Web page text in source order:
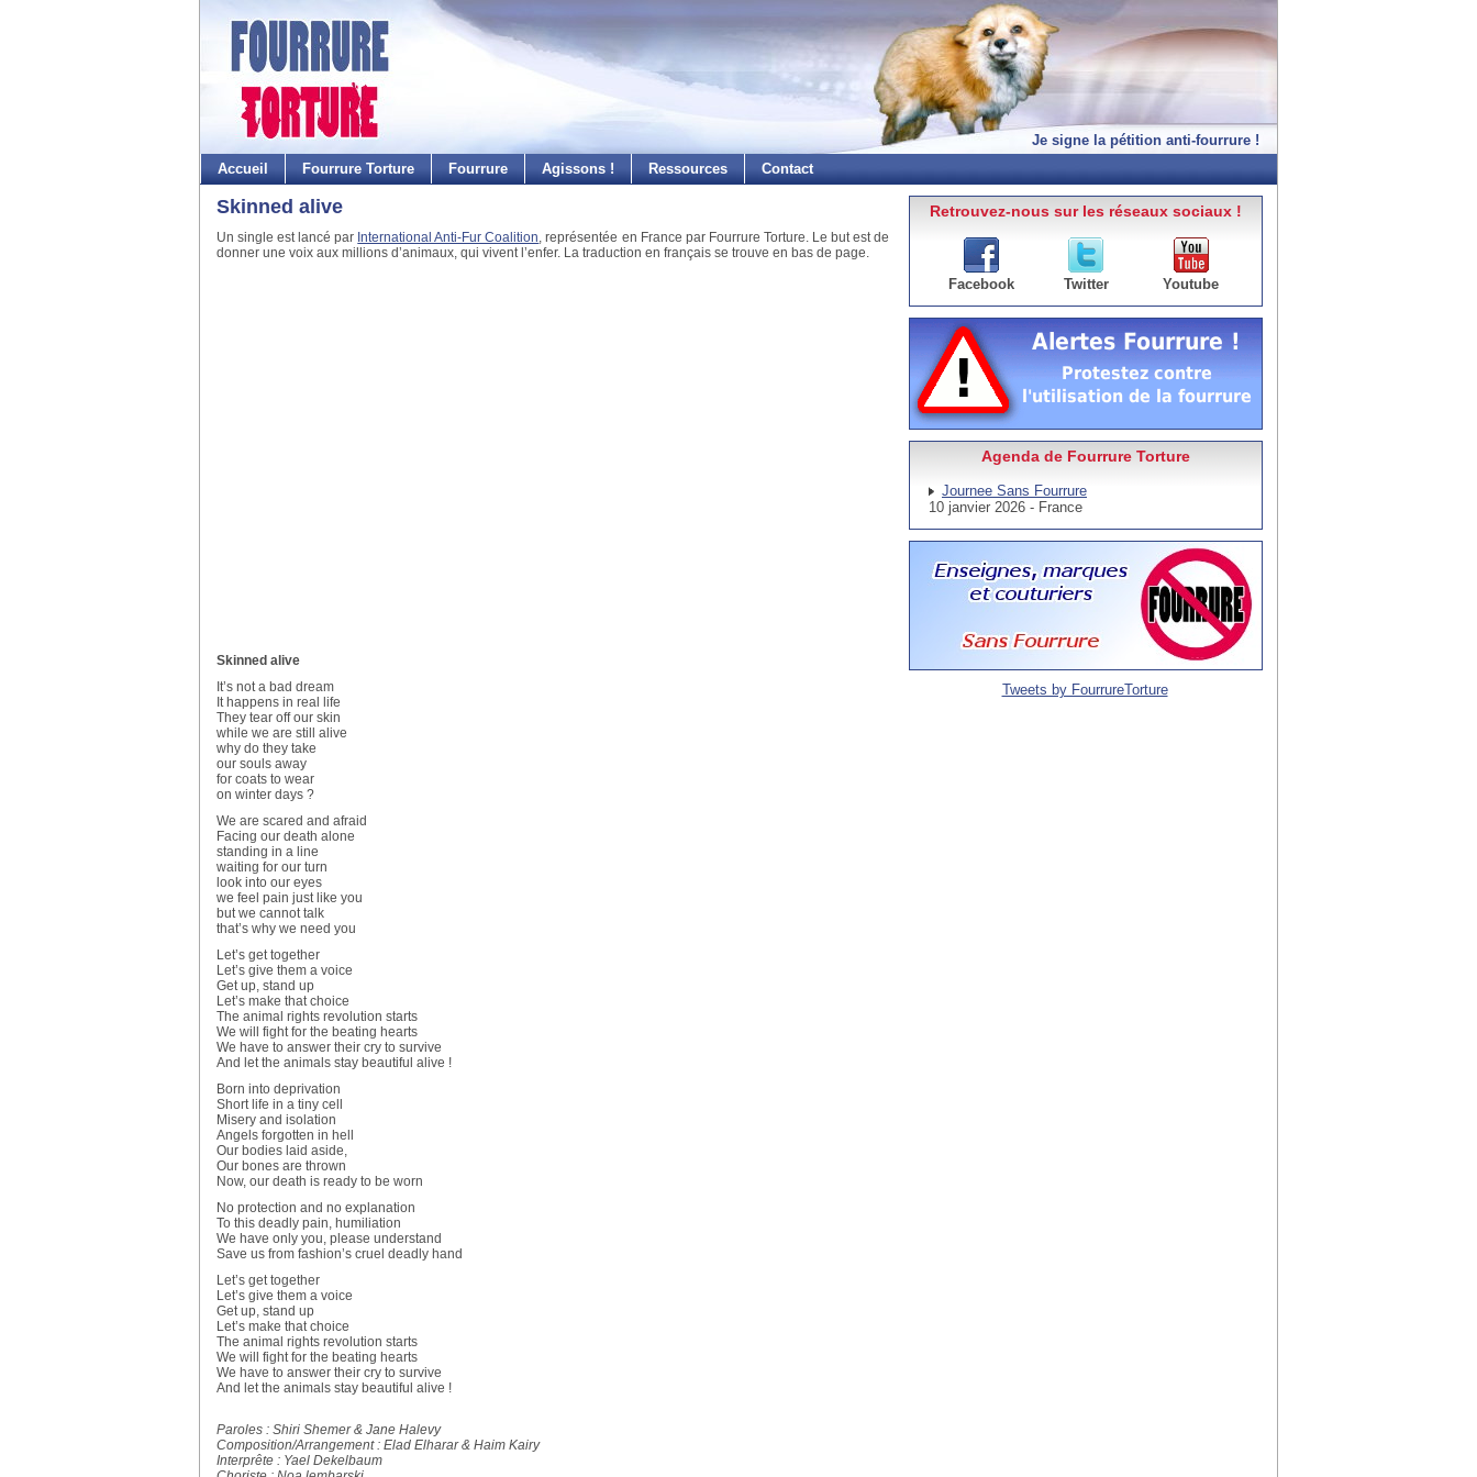
Je signe la pétition anti-fourrure !
Accueil
Fourrure Torture Fourrure Agissons ! Ressources Contact
Skinned alive
Un single est lancé par International Anti-Fur Coalition, représentée en France par Fourrure Torture. Le but est de
donner une voix aux millions d’animaux, qui vivent l’enfer. La traduction en français se trouve en bas de page.
Skinned alive
It’s not a bad dream
It happens in real life
They tear off our skin
while we are still alive
why do they take
our souls away
for coats to wear
on winter days ?
We are scared and afraid
Facing our death alone
standing in a line
waiting for our turn
look into our eyes
we feel pain just like you
but we cannot talk
that’s why we need you
Let’s get together
Let’s give them a voice
Get up, stand up
Let’s make that choice
The animal rights revolution starts
We will fight for the beating hearts
We have to answer their cry to survive
And let the animals stay beautiful alive !
Born into deprivation
Short life in a tiny cell
Misery and isolation
Angels forgotten in hell
Our bodies laid aside,
Our bones are thrown
Now, our death is ready to be worn
No protection and no explanation
To this deadly pain, humiliation
We have only you, please understand
Save us from fashion’s cruel deadly hand
Let’s get together
Let’s give them a voice
Get up, stand up
Let’s make that choice
The animal rights revolution starts
We will fight for the beating hearts
We have to answer their cry to survive
And let the animals stay beautiful alive !
Paroles : Shiri Shemer & Jane Halevy
Composition/Arrangement : Elad Elharar & Haim Kairy
Interprête : Yael Dekelbaum
Retrouvez-nous sur les réseaux sociaux !
Facebook Twitter Youtube
Agenda de Fourrure Torture
Journee Sans Fourrure
10 janvier 2026 - France
Tweets by FourrureTorture